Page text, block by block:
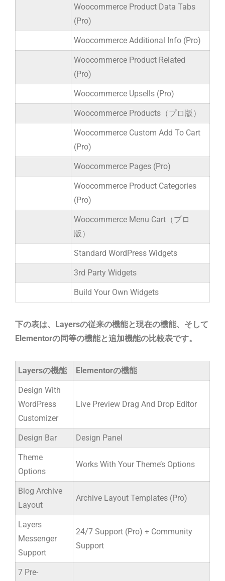
Woocommerce Product Data Tabs
(Pro)
Woocommerce Additional Info (Pro)
Woocommerce Product Related
(Pro)
Woocommerce Upsells (Pro)
Woocommerce Products（プロ版）
Woocommerce Custom Add To Cart
(Pro)
Woocommerce Pages (Pro)
Woocommerce Product Categories
(Pro)
Woocommerce Menu Cart（プロ
版）
Standard WordPress Widgets
3rd Party Widgets
Build Your Own Widgets
下の表は、Layersの従来の機能と現在の機能、そして
Elementorの同等の機能と追加機能の比較表です。
Layersの機能 Elementorの機能
Design With
WordPress
Customizer
Live Preview Drag And Drop Editor
Design Bar Design Panel
Theme
Options
Works With Your Theme’s Options
Blog Archive
Layout
Archive Layout Templates (Pro)
Layers
Messenger
Support
24/7 Support (Pro) + Community
Support
7 Pre-